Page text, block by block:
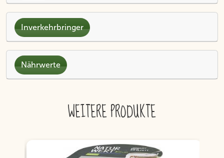
Inverkehrbringer
Nährwerte
WEITERE PRODUKTE